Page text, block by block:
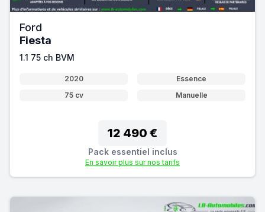
Ford
Fiesta
1.1 75 ch BVM
2020
Essence
75 cv
Manuelle
12 490 €
Pack essentiel inclus
En savoir plus sur nos tarifs